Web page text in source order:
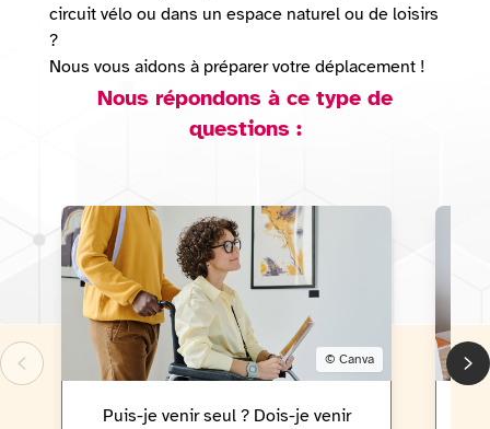
circuit vélo ou dans un espace naturel ou de loisirs
?
Nous vous aidons à préparer votre déplacement !
Nous répondons à ce type de
questions :
Copyright:
© Canva
Puis-je venir seul ? Dois-je venir